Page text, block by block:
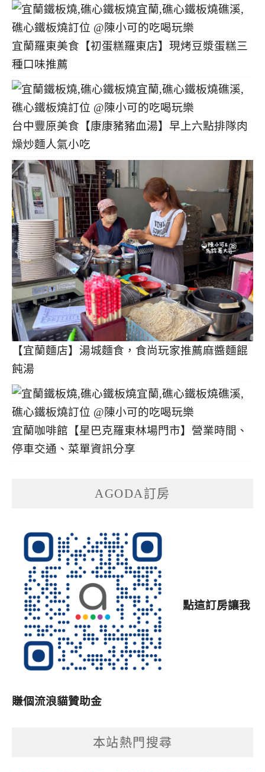
宜蘭羅東美食【初蛋糕羅東店】現烤豆漿蛋糕三
種口味推薦
台中豐原美食【康康豬豬血湯】早上六點排隊肉
燥炒麵人氣小吃
【宜蘭麵店】湯城麵食，食尚玩家推薦麻醬麵餛
飩湯
宜蘭咖啡館【星巴克羅東林場門市】營業時間、
停車交通、菜單資訊分享
AGODA訂房
點這訂房讓我
賺個流浪貓贊助金
本站熱門搜尋